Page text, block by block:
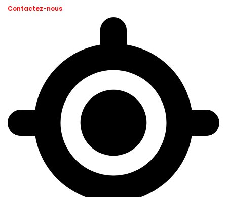
Contactez-nous